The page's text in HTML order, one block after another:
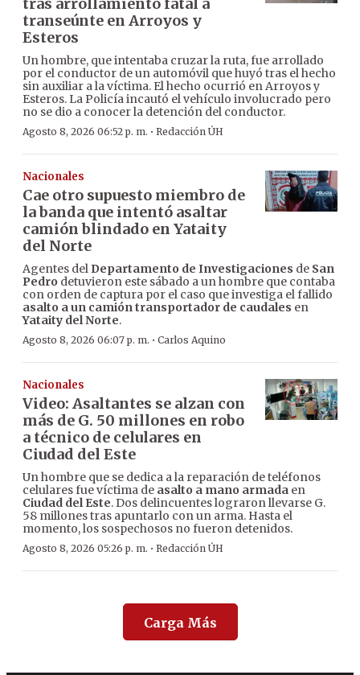
tras arrollamiento fatal a
transeúnte en Arroyos y
Esteros
Un hombre, que intentaba cruzar la ruta, fue arrollado
por el conductor de un automóvil que huyó tras el hecho
sin auxiliar a la víctima. El hecho ocurrió en Arroyos y
Esteros. La Policía incautó el vehículo involucrado pero
no se dio a conocer la detención del conductor.
Agosto 8, 2026 06:52 p. m. · Redacción ÚH
Nacionales
Cae otro supuesto miembro de
la banda que intentó asaltar
camión blindado en Yataity
del Norte
Agentes del Departamento de Investigaciones de San
Pedro detuvieron este sábado a un hombre que contaba
con orden de captura por el caso que investiga el fallido
asalto a un camión transportador de caudales en
Yataity del Norte.
Agosto 8, 2026 06:07 p. m. · Carlos Aquino
Nacionales
Video: Asaltantes se alzan con
más de G. 50 millones en robo
a técnico de celulares en
Ciudad del Este
Un hombre que se dedica a la reparación de teléfonos
celulares fue víctima de asalto a mano armada en
Ciudad del Este. Dos delincuentes lograron llevarse G.
58 millones tras apuntarlo con un arma. Hasta el
momento, los sospechosos no fueron detenidos.
Agosto 8, 2026 05:26 p. m. · Redacción ÚH
Carga Más